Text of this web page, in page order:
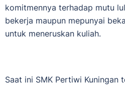
komitmennya terhadap mutu
bekerja maupun mepunyai
untuk meneruskan kuliah.
Saat ini SMK Pertiwi Kuningan